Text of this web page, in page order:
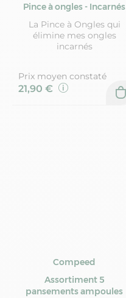
Pince à ongles - Incarnés
La Pince à Ongles qui
élimine mes ongles
incarnés
Prix moyen constaté
21,90 €
Compeed
Assortiment 5
pansements ampoules